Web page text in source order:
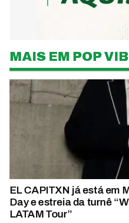
MAIS EM POP
EL CAPITXN já está em
Day e estreia da turnê
LATAM Tour”